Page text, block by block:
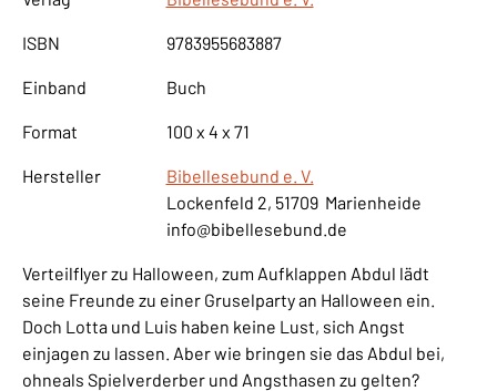
ISBN 9783955683887
Einband Buch
Format 100 x 4 x 71
Hersteller
Bibellesebund e. V.
Lockenfeld 2, 51709 Marienheide
info@bibellesebund.de
Verteilflyer zu Halloween, zum Aufklappen Abdul lädt
seine Freunde zu einer Gruselparty an Halloween ein.
Doch Lotta und Luis haben keine Lust, sich Angst
einjagen zu lassen. Aber wie bringen sie das Abdul bei,
ohneals Spielverderber und Angsthasen zu gelten?